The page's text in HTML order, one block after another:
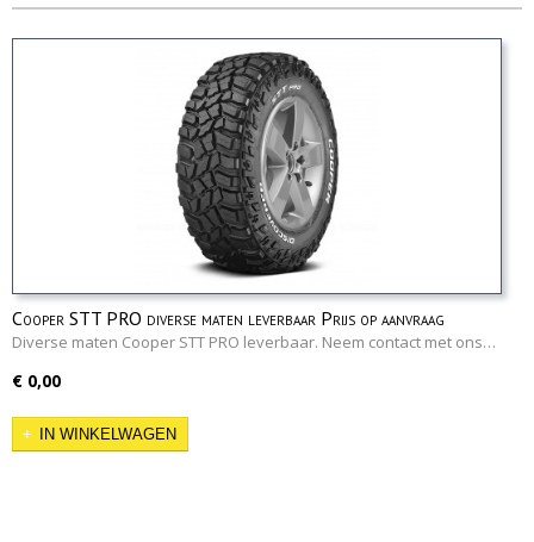
Cooper STT PRO diverse maten leverbaar Prijs op aanvraag
Diverse maten Cooper STT PRO leverbaar. Neem contact met ons…
€ 0,00
IN WINKELWAGEN